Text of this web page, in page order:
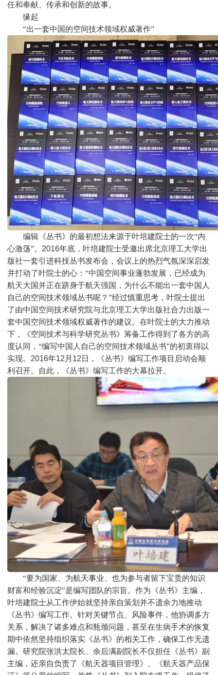
任和奉献、传承和创新的故事。
缘起
“出一套中国的空间技术领域权威著作”
编辑《丛书》的最初想法来源于叶培建院士的一次“内
心激荡”。 2016年底，叶培建院士受邀出席北京理工大学出
版社一套引进科技丛书发布会，会议上的热烈气氛深深启发
并打动了叶院士的心：“中国空间事业蓬勃发展，已经成为
航天大国并正在跻身于航天强国，为什么不能出一套中国人
自己的空间技术领域丛书呢？”经过慎重思考，叶院士提出
了由中国空间技术研究院与北京理工大学出版社合力出版一
套中国空间技术领域权威著作的建议。在叶院士的大力推动
下，《空间技术与科学研究丛书》筹备工作得到了各方的高
度认同，“编写中国人自己的空间技术领域丛书”的初衷得以
实现。 2016年12 月 12 日，《丛书》编写工作项目启动会顺
利召开。自此，《丛书》编写工作的大幕拉开。
“要为国家、为航天事业、也为参与者留下宝贵的知识
财富和经验沉淀”是编写团队的宗旨。作为《丛书》主编，
叶培建院士从工作伊始就坚持亲自策划并不遗余力地推动
《丛书》编写工作。针对关键节点、风险事件，他协调多方
关系，解决了诸多难点和瓶颈问题，甚至在生病手术的恢复
期中依然坚持组织落实《丛书》的相关工作，确保工作无遗
漏。研究院张洪太院长、余后满副院长不仅担任《丛书》副
主编，还亲自负责了《航天器项目管理》、《航天器产品保